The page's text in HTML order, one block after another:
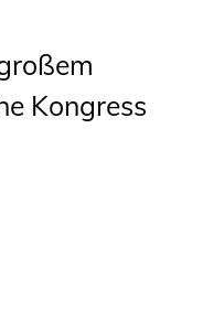
Anfahrt
Kongress